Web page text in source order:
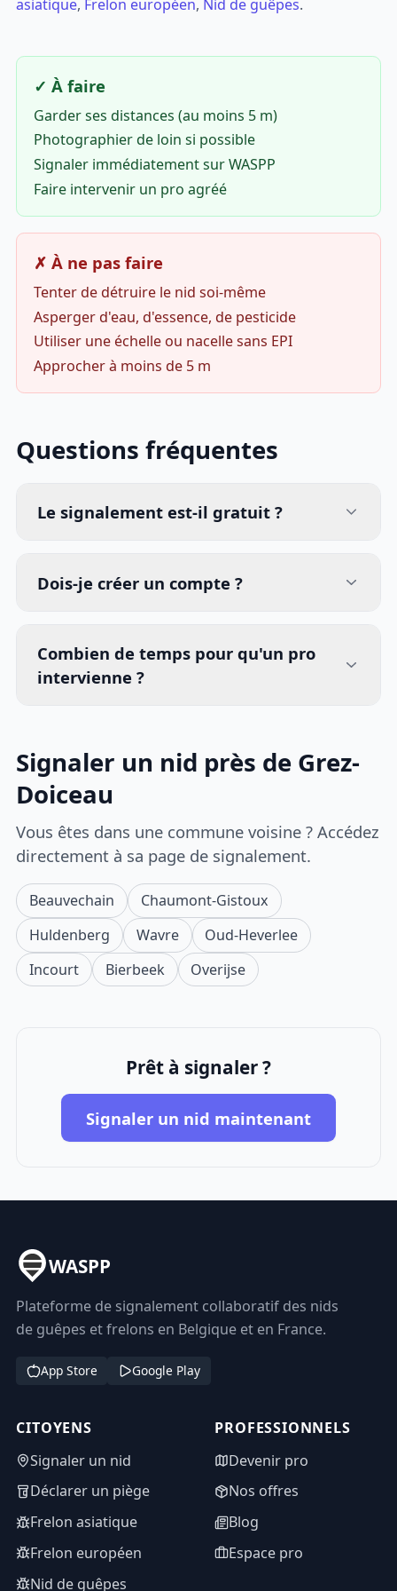
asiatique, Frelon européen, Nid de guêpes.
✓ À faire
Garder ses distances (au moins 5 m)
Photographier de loin si possible
Signaler immédiatement sur WASPP
Faire intervenir un pro agréé
✗ À ne pas faire
Tenter de détruire le nid soi-même
Asperger d'eau, d'essence, de pesticide
Utiliser une échelle ou nacelle sans EPI
Approcher à moins de 5 m
Questions fréquentes
Le signalement est-il gratuit ?
Dois-je créer un compte ?
Combien de temps pour qu'un pro
intervienne ?
Signaler un nid près de Grez-
Doiceau
Vous êtes dans une commune voisine ? Accédez
directement à sa page de signalement.
Beauvechain
Chaumont-Gistoux
Huldenberg
Wavre
Oud-Heverlee
Incourt
Bierbeek Overijse
Prêt à signaler ?
Signaler un nid maintenant
WASPP
Plateforme de signalement collaboratif des nids
de guêpes et frelons en Belgique et en France.
App Store Google Play
CITOYENS
Signaler un nid
Déclarer un piège
Frelon asiatique
Frelon européen
Nid de guêpes
PROFESSIONNELS
Devenir pro
Nos offres
Blog
Espace pro